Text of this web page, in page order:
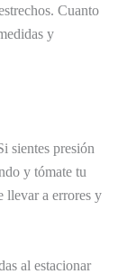
Cuanto
y
sientes presión
y tómate tu
llevar a errores y
al estacionar